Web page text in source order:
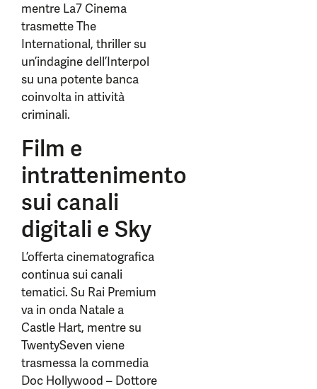
mentre La7 Cinema
trasmette The
International, thriller su
un’indagine dell’Interpol
su una potente banca
coinvolta in attività
criminali.
Film e
intrattenimento
sui canali
digitali e Sky
L’offerta cinematografica
continua sui canali
tematici. Su Rai Premium
va in onda Natale a
Castle Hart, mentre su
TwentySeven viene
trasmessa la commedia
Doc Hollywood – Dottore